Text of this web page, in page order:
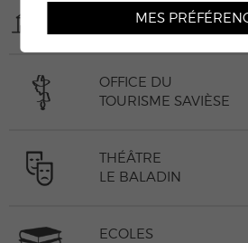
MUNICIPALITÉ
DE SAVIÈSE
OFFICE DU
TOURISME SAVIÈSE
THÉÂTRE
LE BALADIN
ECOLES
MES